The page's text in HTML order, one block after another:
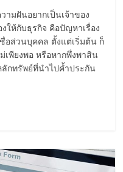
มฝันอยากเป็นเจ้าของ
ให้กับธุรกิจ คือปัญหาเรื่อง
อส่วนบุคคล ตั้งแต่เริ่มต้น ก็
เพียงพอ หรือหากพึ่งพาสิน
ลักทรัพย์ที่นำไปค้ำประกัน